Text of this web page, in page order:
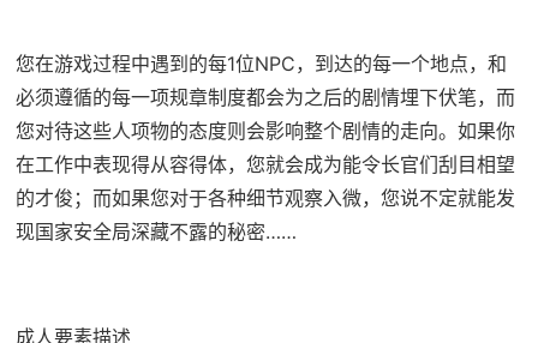
您在游戏过程中遇到的每1位NPC，到达的每一个地点，和
必须遵循的每一项规章制度都会为之后的剧情埋下伏笔，而
您对待这些人项物的态度则会影响整个剧情的走向。如果你
在工作中表现得从容得体，您就会成为能令长官们刮目相望
的才俊；而如果您对于各种细节观察入微，您说不定就能发
现国家安全局深藏不露的秘密……
成人要素描述